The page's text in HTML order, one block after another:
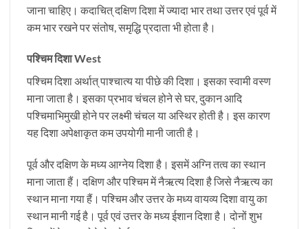
जाना चाहिए। कदाचित् दक्षिण दिशा में ज्यादा भार तथा उत्तर एवं पूर्व में
कम भार रखने पर संतोष, समृद्धि प्रदाता भी होता है।
पश्चिम दिशा West
पश्चिम दिशा अर्थात् पाश्चात्य या पीछे की दिशा। इसका स्वामी वस्ण
माना जाता है। इसका प्रभाव चंचल होने से घर, दुकान आदि
पश्चिमाभिमुखी होने पर लक्ष्मी चंचल या अस्थिर होती है। इस कारण
यह दिशा अपेक्षाकृत कम उपयोगी मानी जाती है।
पूर्व और दक्षिण के मध्य आग्नेय दिशा है। इसमें अग्नि तत्व का स्थान
माना जाता हैं। दक्षिण और पश्चिम में नैऋत्य दिशा है जिसे नैऋत्य का
स्थान माना गया हैं। पश्चिम और उत्तर के मध्य वायव्य दिशा वायु का
स्थान मानी गई है। पूर्व एवं उत्तर के मध्य ईशान दिशा है। दोनों शुभ